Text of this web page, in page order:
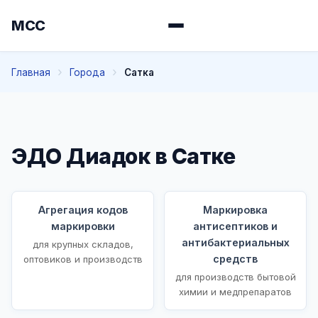
МСС
Главная Города Сатка
ЭДО Диадок в Сатке
Агрегация кодов
маркировки
для крупных складов,
оптовиков и производств
Маркировка
антисептиков и
антибактериальных
средств
для производств бытовой
химии и медпрепаратов